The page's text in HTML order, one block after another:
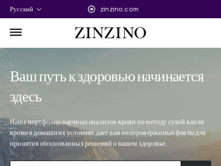
Русский zinzino.com
Ваш путь к здоровью начинается
здесь
Наше портфолио научных анализов крови по методу сухой капли
крови в домашних условиях дает вам неопровержимые факты для
принятия обоснованных решений о вашем здоровье.